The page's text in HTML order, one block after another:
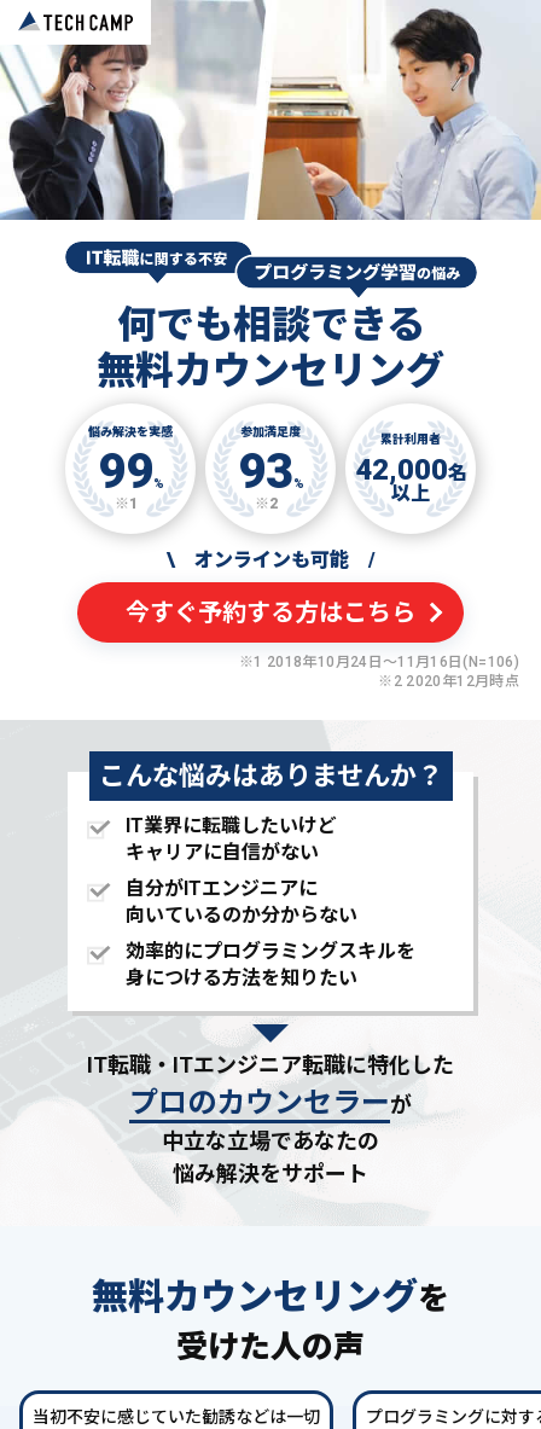
何でも相談できる
無料カウンセリング
悩み解決を実感
99%
※1
参加満足度
93%
※2
累計利用者
42,000名
以上
\ オンラインも可能 /
今すぐ予約する方はこちら
※1 2018年10月24日〜11月16日(N=106)
※2 2020年12月時点
こんな悩みはありませんか？
IT業界に転職したいけど
キャリアに自信がない
自分がITエンジニアに
向いているのか分からない
効率的にプログラミングスキルを
身につける方法を知りたい
IT転職・ITエンジニア転職に特化した
プロのカウンセラーが
中立な立場であなたの
悩み解決をサポート
無料カウンセリングを
受けた人の声
当初不安に感じていた勧誘などは一切
プログラミングに対